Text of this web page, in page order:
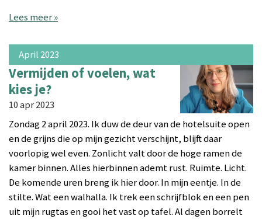
Lees meer »
April 2023
Vermijden of voelen, wat
kies je?
10 apr 2023
Zondag 2 april 2023. Ik duw de deur van de hotelsuite open
en de grijns die op mijn gezicht verschijnt, blijft daar
voorlopig wel even. Zonlicht valt door de hoge ramen de
kamer binnen. Alles hierbinnen ademt rust. Ruimte. Licht.
De komende uren breng ik hier door. In mijn eentje. In de
stilte. Wat een walhalla. Ik trek een schrijfblok en een pen
uit mijn rugtas en gooi het vast op tafel. Al dagen borrelt